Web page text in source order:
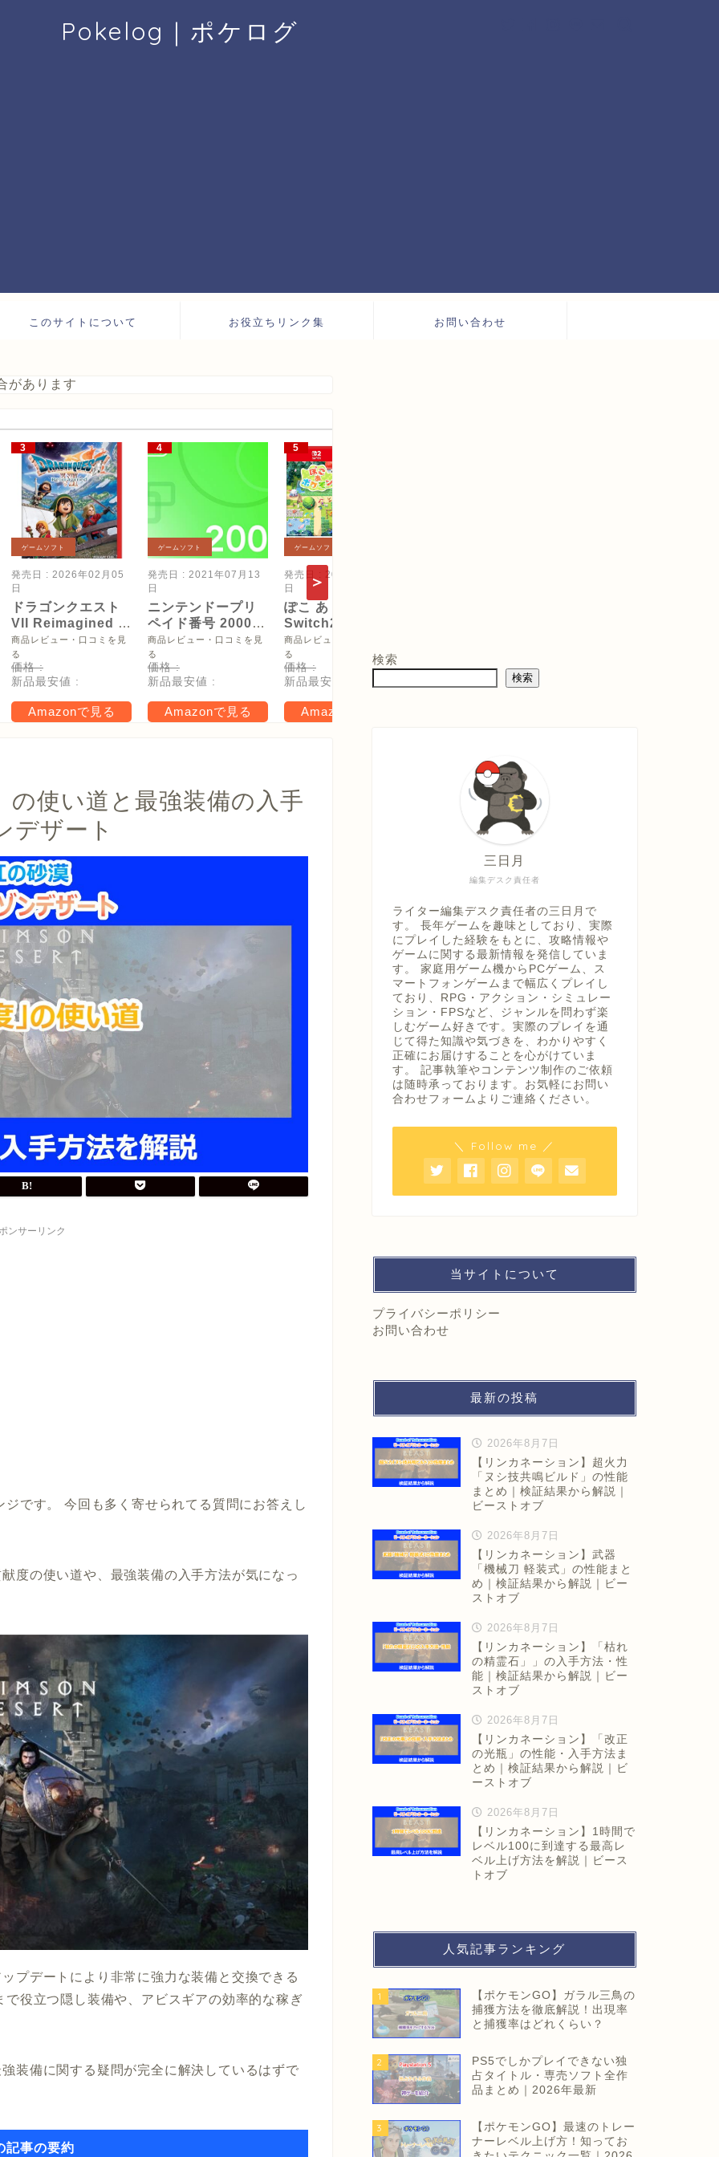
Pokelog｜ポケログ
このサイトについて お役立ちリンク集 お問い合わせ
があります
ゲームソフト
発売日 : 2026年02月05
日
ドラゴンクエスト
VII Reimagined -
Switch2
商品レビュー・口コミを見
る
価格 :
新品最安値 :
Amazonで見る
ゲームソフト
発売日 : 2021年07月13
日
ニンテンドープリ
ペイド番号 2000
円|オンラインコー
ド版
商品レビュー・口コミを見
る
価格 :
新品最安値 :
Amazonで見る
ゲームソフト
発売日 : 2026年03月05
日
ぽこ あ ポケモン -
Switch2
【Amazon.co.jpオ
リジナル特典】メ
タモン型木製トレ
ー(サイズ約直径
16cm) 同梱 & デジ
タル特典 家具「ひ
商品レビュー・口コミを見
る
価格 :
新品最安値 :
Amazonで見る
価格 :
の使い道と最強装備の入手
デザート
ンサーリンク
です。 今回も多く寄せられてる質問にお答えし
度の使い道や、最強装備の入手方法が気になっ
プデートにより非常に強力な装備と交換できる
役立つ隠し装備や、アビスギアの効率的な稼ぎ
装備に関する疑問が完全に解決しているはずで
記事の要約
検索
検索
編集デスク責任者
三日月
ライター編集デスク責任者の三日月で
す。 長年ゲームを趣味としており、実際
にプレイした経験をもとに、攻略情報や
ゲームに関する最新情報を発信していま
す。 家庭用ゲーム機からPCゲーム、ス
マートフォンゲームまで幅広くプレイし
ており、RPG・アクション・シミュレー
ション・FPSなど、ジャンルを問わず楽
しむゲーム好きです。実際のプレイを通
じて得た知識や気づきを、わかりやすく
正確にお届けすることを心がけていま
す。 記事執筆やコンテンツ制作のご依頼
は随時承っております。お気軽にお問い
合わせフォームよりご連絡ください。
＼ Follow me ／
当サイトについて
プライバシーポリシー
お問い合わせ
最新の投稿
2026年8月7日
【リンカネーション】超火力
「ヌシ技共鳴ビルド」の性能
まとめ｜検証結果から解説｜
ビーストオブ
2026年8月7日
【リンカネーション】武器
「機械刀 軽装式」の性能まと
め｜検証結果から解説｜ビー
ストオブ
2026年8月7日
【リンカネーション】「枯れ
の精霊石」」の入手方法・性
能｜検証結果から解説｜ビー
ストオブ
2026年8月7日
【リンカネーション】「改正
の光瓶」の性能・入手方法ま
とめ｜検証結果から解説｜ビ
ーストオブ
2026年8月7日
【リンカネーション】1時間で
レベル100に到達する最高レ
ベル上げ方法を解説｜ビース
トオブ
人気記事ランキング
1
【ポケモンGO】ガラル三鳥の
捕獲方法を徹底解説！出現率
と捕獲率はどれくらい？
2
PS5でしかプレイできない独
占タイトル・専売ソフト全作
品まとめ｜2026年最新
3
【ポケモンGO】最速のトレー
ナーレベル上げ方！知ってお